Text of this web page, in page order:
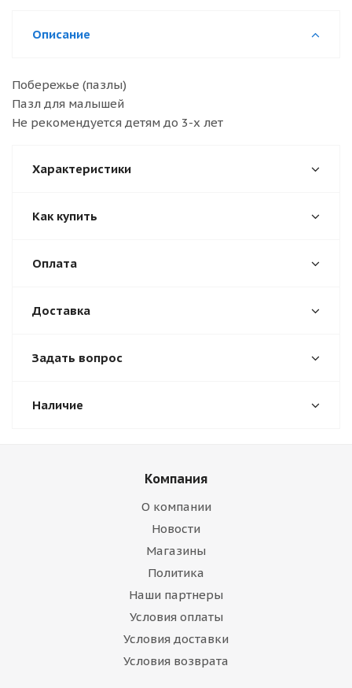
Описание
Побережье (пазлы)
Пазл для малышей
Не рекомендуется детям до 3-х лет
Характеристики
Как купить
Оплата
Доставка
Задать вопрос
Наличие
Компания
О компании
Новости
Магазины
Политика
Наши партнеры
Условия оплаты
Условия доставки
Условия возврата